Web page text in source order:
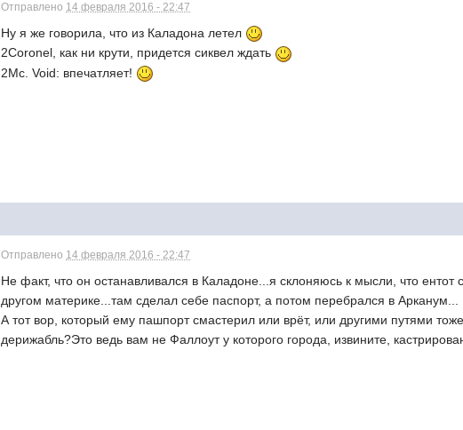
Отправлено 14 февраля 2016 - 22:47
Ну я же говорила, что из Каладона летел
2Coronel, как ни крути, придется сиквел ждать
2Mc. Void: впечатляет!
Отправлено 14 февраля 2016 - 22:47
Не факт, что он останавливался в Каладоне...я склоняюсь к мысли, что
другом материке...там сделал себе паспорт, а потом перебрался в Арканум...
А тот вор, который ему пашпорт смастерил или врёт, или другими путями
дерижабль?Это ведь вам не Фаллоут у которого города, извините,